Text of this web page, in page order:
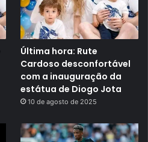
Última hora: Rute
Cardoso desconfortável
com a inauguração da
estátua de Diogo Jota
10 de agosto de 2025